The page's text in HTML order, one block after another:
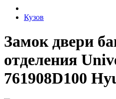
Кузов
Замок двери
отделения
761908D100